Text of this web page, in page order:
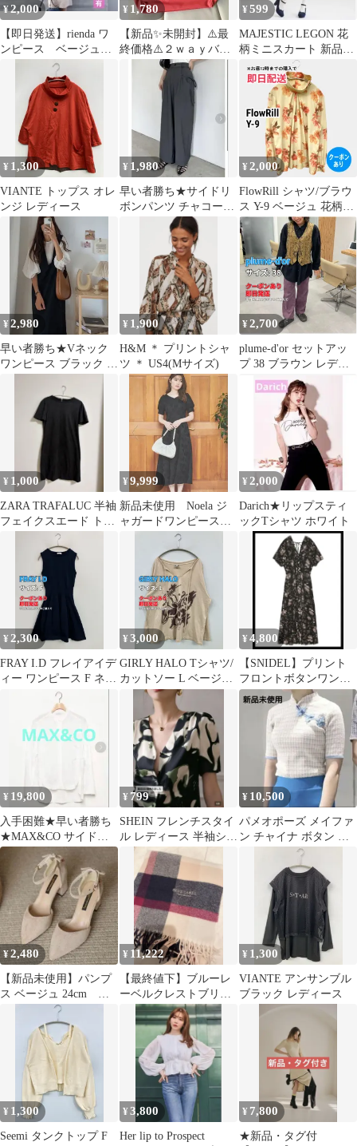
¥2,000
【即日発送】rienda ワ
ンピース ベージュ
¥ 1,780
【新品✨未開封】⚠️最
終価格⚠️２ｗａｙバッ
グ(ハンドバッグ＆リュ
ック)春夏
¥599
MAJESTIC LEGON 花
柄ミニスカート 新品タ
グ付き
¥ 1,300
VIANTE トップス オレ
ンジ レディース
¥ 1,980
早い者勝ち★サイドリ
ボンパンツ チャコール
グレー イージーパンツ
キレイめパンツ
¥2,000
FlowRill シャツ/ブラウ
ス Y-9 ベージュ 花柄・
ボタニカル柄 ミドル丈
長袖 スタンドカラー レ
ディース
¥2,980
早い者勝ち★Vネック
ワンピース ブラック ロ
¥ 1,900
H&M ＊ プリントシャ
ツ ＊ US4(Mサイズ)
¥2,700
plume-d'or セットアッ
プ 38 ブラウン レディ
ース
¥ 1,000
ZARA TRAFALUC 半袖
フェイクスエード トッ
プス ブラック
¥9,999
新品未使用 Noela ジ
ャガードワンピース
¥ 2,000
Darich★リップスティ
ックTシャツ ホワイト
¥2,300
FRAY I.D フレイアイデ
ィー ワンピース F ネイ
ビー 無地 袖なし フレ
ア レディース
¥3,000
GIRLY HALO Tシャツ/
カットソー L ベージュ
前面プリント リボン ミ
ドル丈 長袖 Vネック レ
ディース
¥4,800
【SNIDEL】プリント
フロントボタンワンピ
ース 【ブラック】
¥ 19,800
入手困難★早い者勝ち
★MAX&CO サイドリ
ボン長袖シャツ ブラウ
¥ 799
SHEIN フレンチスタイ
ル レディース 半袖シャ
ツ カモフラージュ
¥ 10,500
パメオポーズ メイファ
ン チャイナ ボタン ニ
ット ブルー ベージュ
ホワイト
¥2,480
【新品未使用】パンプ
ス ベージュ 24cm 太
ヒール ストラップ
¥ 11,222
【最終値下】ブルーレ
ーベルクレストブリッ
ジ/ 大判ストール カシ
ミヤ100%
¥ 1,300
VIANTE アンサンブル
ブラック レディース
¥ 1,300
Seemi タンクトップ F
¥3,800
Her lip to Prospect
¥ 7,800
★新品・タグ付